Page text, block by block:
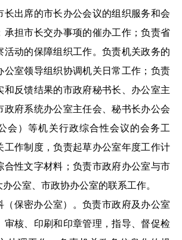
长出席的市长办公会议的组织服务和会
承担市长交办事项的催办工作；负责省
活动的保障组织工作。负责机关政务的
公室领导组织协调机关日常工作；负责
和反馈结果的市政府秘书长、办公室主
政府系统办公室主任会、秘书长办公会
会）等机关行政综合性会议的会务工
工作制度，负责起草办公室年度工作计
合性文字材料；负责市政府办公室与市
公室、市政协办公室的联系工作。
（保密办公室）。负责市政府及办公室
审核、印刷和印章管理，指导、督促检